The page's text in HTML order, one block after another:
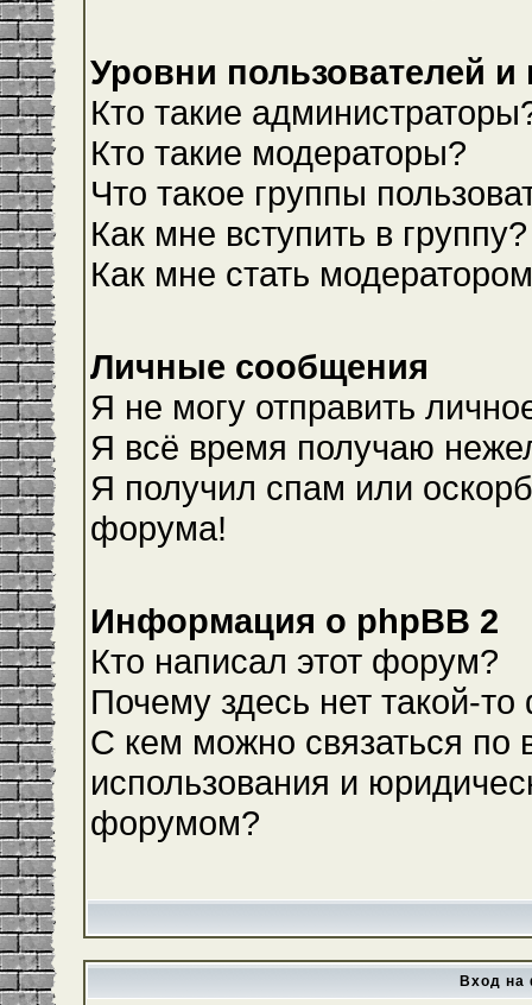
Уровни пользователей и
Кто такие
Кто такие модераторы?
Что такое группы
Как мне вступить в группу?
Как мне стать
Личные сообщения
Я не могу отправить
Я всё время получаю
Я получил спам или
форума!
Информация о phpBB 2
Кто написал этот форум?
Почему здесь нет такой-
С кем можно связаться по
использования и
форумом?
Вход на